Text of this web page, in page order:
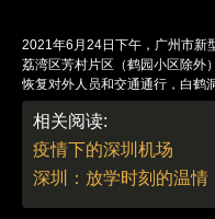
2021年6月24日下午，广州市新
荔湾区芳村片区（鹤园小区除外
恢复对外人员和交通通行，白鹤
同防控措施。图/财新记者 梁莹菲
责任编辑：郭现中 | 版面编辑：邓
相关阅读:
疫情下的深圳机场
深圳：放学时刻的温情